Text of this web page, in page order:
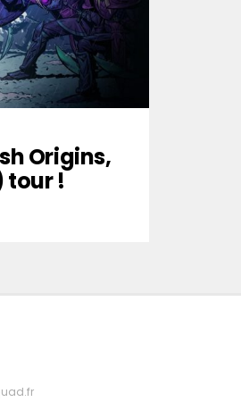
Origins,
tour !